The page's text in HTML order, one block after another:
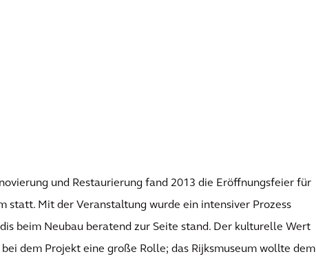
und Restaurierung fand 2013 die Eröffnungsfeier für
statt. Mit der Veranstaltung wurde ein intensiver Prozess
beim Neubau beratend zur Seite stand. Der kulturelle Wert
bei dem Projekt eine große Rolle; das Rijksmuseum wollte dem